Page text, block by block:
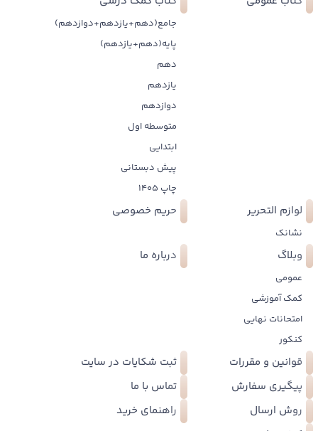
جامع(دهم+یازدهم+دوازدهم)
پایه(دهم+یازدهم)
دهم
یازدهم
دوازدهم
متوسطه اول
ابتدایی
پیش دبستانی
چاپ 1405
لوازم التحریر
نشانک
حریم خصوصی
وبلاگ
عمومی
کمک آموزشی
امتحانات نهایی
کنکور
درباره ما
قوانین و مقررات
ثبت شکایات در سایت
پیگیری سفارش
تماس با ما
روش ارسال
راهنمای خرید